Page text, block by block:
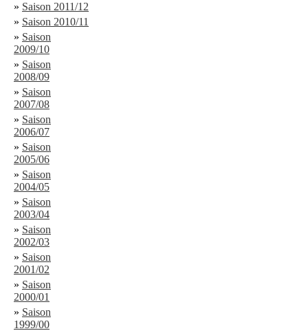
» Saison 2011/12
» Saison 2010/11
» Saison
2009/10
» Saison
2008/09
» Saison
2007/08
» Saison
2006/07
» Saison
2005/06
» Saison
2004/05
» Saison
2003/04
» Saison
2002/03
» Saison
2001/02
» Saison
2000/01
» Saison
1999/00